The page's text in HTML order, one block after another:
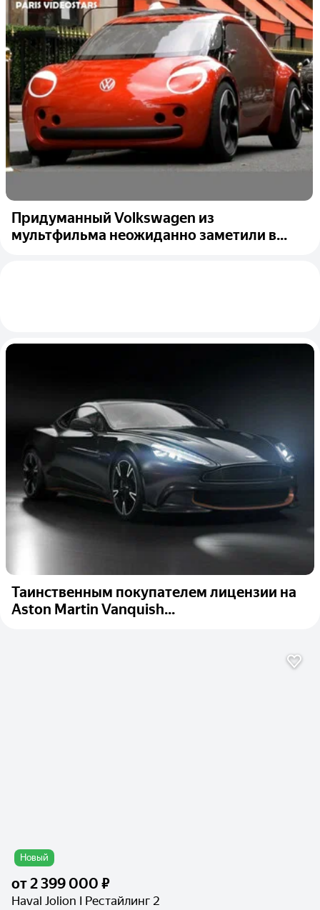
Придуманный Volkswagen из
мультфильма неожиданно заметили в...
​​Таинственным покупателем лицензии на
Aston Martin Vanquish...
Новый
от2 399 000 ₽
Haval Jolion I Рестайлинг 2